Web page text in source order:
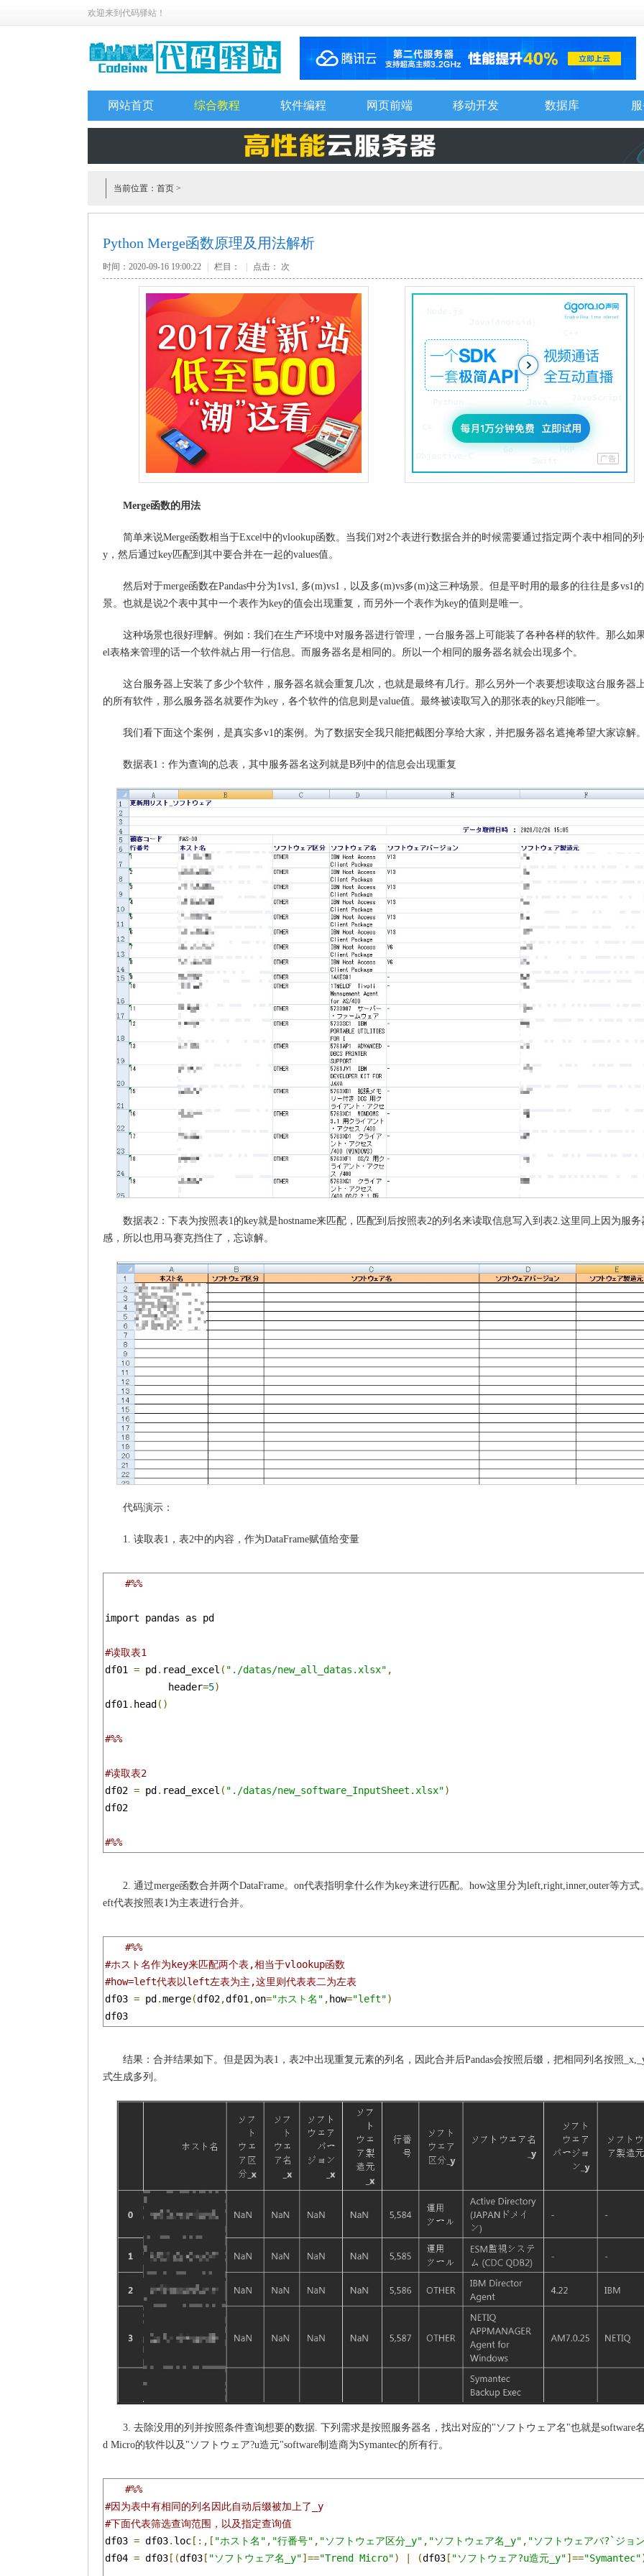
欢迎来到代码驿站！
网站首页 综合教程 软件编程 网页前端 移动开发 数据库
当前位置： 首页 >
Python Merge函数原理及用法解析
时间：2020-09-16 19:00:22 栏目： 点击： 次
Merge函数的用法
简单来说Merge函数相当于Excel中的vlookup函数。当我们对2个表进行数据合并的时候需要通过指定两个表中相同的列
y，然后通过key匹配到其中要合并在一起的values值。
然后对于merge函数在Pandas中分为1vs1, 多(m)vs1，以及多(m)vs多(m)这三种场景。但是平时用的最多的往往是多vs1
景。也就是说2个表中其中一个表作为key的值会出现重复，而另外一个表作为key的值则是唯一。
这种场景也很好理解。例如：我们在生产环境中对服务器进行管理，一台服务器上可能装了各种各样的软件。那么如
el表格来管理的话一个软件就占用一行信息。而服务器名是相同的。所以一个相同的服务器名就会出现多个。
这台服务器上安装了多少个软件，服务器名就会重复几次，也就是最终有几行。那么另外一个表要想读取这台服务器
的所有软件，那么服务器名就要作为key，各个软件的信息则是value值。最终被读取写入的那张表的key只能唯一。
我们看下面这个案例，是真实多v1的案例。为了数据安全我只能把截图分享给大家，并把服务器名遮掩希望大家谅解
数据表1：作为查询的总表，其中服务器名这列就是B列中的信息会出现重复
数据表2：下表为按照表1的key就是hostname来匹配，匹配到后按照表2的列名来读取信息写入到表2.这里同上因为服务
感，所以也用马赛克挡住了，忘谅解。
代码演示：
1. 读取表1，表2中的内容，作为DataFrame赋值给变量
#%%
import pandas as pd
#读取表1
df01 = pd . read_excel ( "./datas/new_all_datas.xlsx" ,
           header
=5)
df01 . head ()
#%%
#读取表2
df02 = pd . read_excel ( "./datas/new_software_InputSheet.xlsx")
df02
#%%
2. 通过merge函数合并两个DataFrame。on代表指明拿什么作为key来进行匹配。how这里分为left,right,inner,outer等方式
eft代表按照表1为主表进行合并。
#%%
#ホスト名作为key来匹配两个表,相当于vlookup函数
#how=left代表以left左表为主,这里则代表表二为左表
df03 = pd .merge(df02,df01 ,on="ホスト名" , how="left")
df03
结果：合并结果如下。但是因为表1，表2中出现重复元素的列名，因此合并后Pandas会按照后缀，把相同列名按照
式生成多列。
3. 去除没用的列并按照条件查询想要的数据. 下列需求是按照服务器名，找出对应的"ソフトウェア名"也就是software
d Micro的软件以及"ソフトウェア?u造元"software制造商为Symantec的所有行。
#%%
#因为表中有相同的列名因此自动后缀被加上了_y
#下面代表筛选查询范围，以及指定查询值
df03 = df03. loc [:,[ "ホスト名" , "行番号" , "ソフトウェア区分_y" , "ソフトウェア名_y" , "ソフトウェアバ?`ジョ
df04 = df03 [(df03 [ "ソフトウェア名_y"]=="Trend Micro") (df03 [ "ソフトウェア?u造元_y"]=="Symantec"